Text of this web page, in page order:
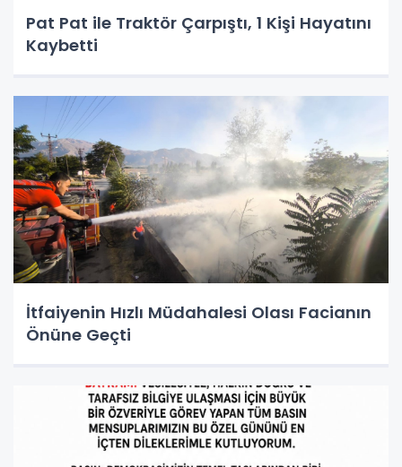
Pat Pat ile Traktör Çarpıştı, 1 Kişi Hayatını
Kaybetti
İtfaiyenin Hızlı Müdahalesi Olası Facianın
Önüne Geçti